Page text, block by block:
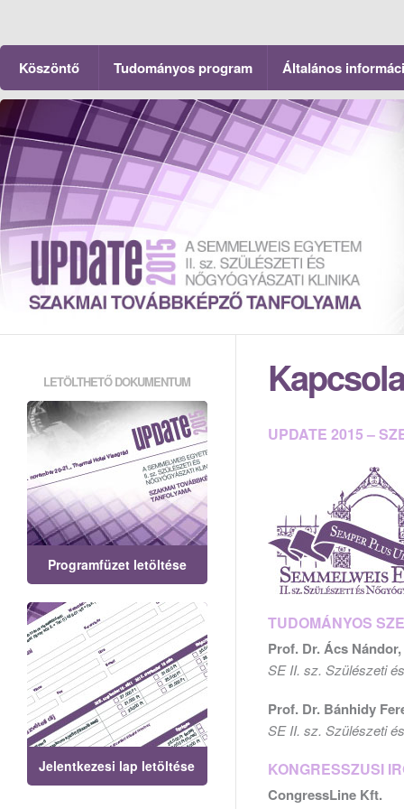
Köszöntő Tudományos program Általános
LETÖLTHETŐ DOKUMENTUM
Programfüzet letöltése
Jelentkezesi lap letöltése
UPDATE 2015 –
TUDOMÁNYOS
Prof. Dr. Ács Nándor,
SE II. sz. Szülészeti
Prof. Dr. Bánhidy
SE II. sz. Szülészeti
KONGRESSZUSI
CongressLine Kft.